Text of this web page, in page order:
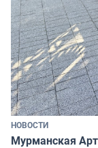
НОВОСТИ
Мурманская